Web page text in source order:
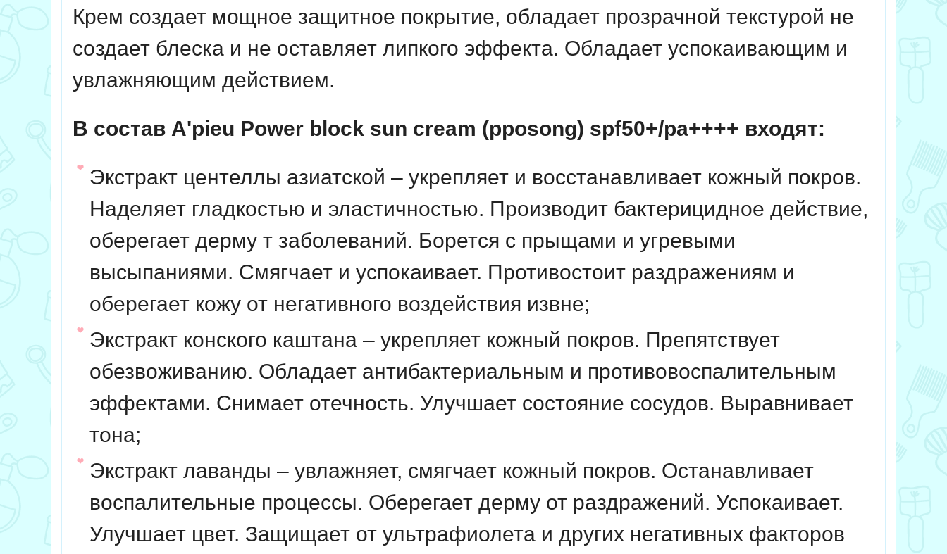
Крем создает мощное защитное покрытие, обладает прозрачной текстурой не
создает блеска и не оставляет липкого эффекта. Обладает успокаивающим и
увлажняющим действием.
В состав A'pieu Power block sun cream (pposong) spf50+/pa++++ входят:
Экстракт центеллы азиатской – укрепляет и восстанавливает кожный покров.
Наделяет гладкостью и эластичностью. Производит бактерицидное действие,
оберегает дерму т заболеваний. Борется с прыщами и угревыми
высыпаниями. Смягчает и успокаивает. Противостоит раздражениям и
оберегает кожу от негативного воздействия извне;
Экстракт конского каштана – укрепляет кожный покров. Препятствует
обезвоживанию. Обладает антибактериальным и противовоспалительным
эффектами. Снимает отечность. Улучшает состояние сосудов. Выравнивает
тона;
Экстракт лаванды – увлажняет, смягчает кожный покров. Останавливает
воспалительные процессы. Оберегает дерму от раздражений. Успокаивает.
Улучшает цвет. Защищает от ультрафиолета и других негативных факторов